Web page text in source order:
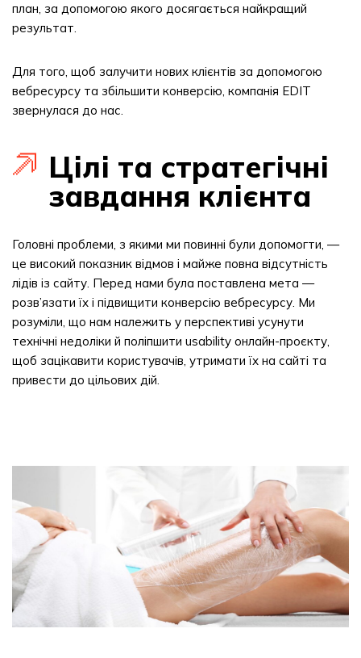
план, за допомогою якого досягається найкращий
результат.
Для того, щоб залучити нових клієнтів за допомогою
вебресурсу та збільшити конверсію, компанія EDIT
звернулася до нас.
Цілі та стратегічні
завдання клієнта
Головні проблеми, з якими ми повинні були допомогти, —
це високий показник відмов і майже повна відсутність
лідів із сайту. Перед нами була поставлена мета —
розв’язати їх і підвищити конверсію вебресурсу. Ми
розуміли, що нам належить у перспективі усунути
технічні недоліки й поліпшити usability онлайн-проєкту,
щоб зацікавити користувачів, утримати їх на сайті та
привести до цільових дій.